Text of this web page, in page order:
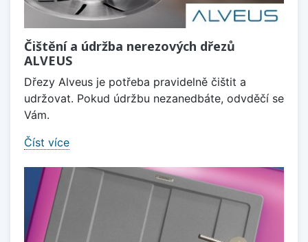
Čištění a údržba nerezových dřezů
ALVEUS
Dřezy Alveus je potřeba pravidelně čištit a
udržovat. Pokud údržbu nezanedbáte, odvděčí se
Vám.
Číst více